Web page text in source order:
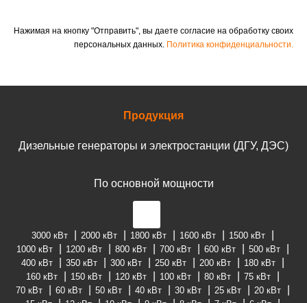
Нажимая на кнопку "Отправить", вы даете согласие на обработку своих
персональных данных. Политика конфиденциальности.
Продукция
Дизельные генераторы и электростанции (ДГУ, ДЭС)
По основной мощности
3000 кВт 2000 кВт 1800 кВт 1600 кВт
1500 кВт
1000 кВт
1200 кВт 800 кВт 700 кВт 600 кВт
500 кВт
400 кВт
350 кВт 300 кВт 250 кВт 200 кВт
180 кВт
160 кВт
150 кВт 120 кВт 100 кВт 80 кВт
75 кВт
70 кВт
60 кВт 50 кВт 40 кВт 30 кВт 25 кВт
20 кВт